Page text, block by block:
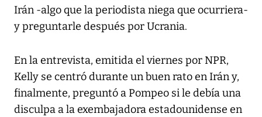
Irán -algo que la periodista niega que ocurriera-
y preguntarle después por Ucrania.
En la entrevista, emitida el viernes por NPR,
Kelly se centró durante un buen rato en Irán y,
finalmente, preguntó a Pompeo si le debía una
disculpa a la exembajadora estadounidense en